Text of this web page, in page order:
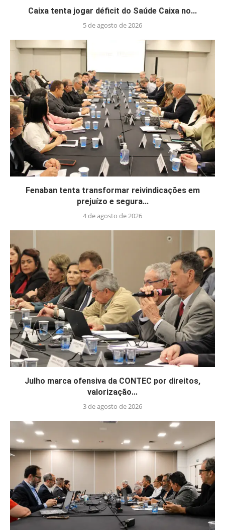
Caixa tenta jogar déficit do Saúde Caixa no...
5 de agosto de 2026
Fenaban tenta transformar reivindicações em
prejuízo e segura...
4 de agosto de 2026
Julho marca ofensiva da CONTEC por direitos,
valorização...
3 de agosto de 2026